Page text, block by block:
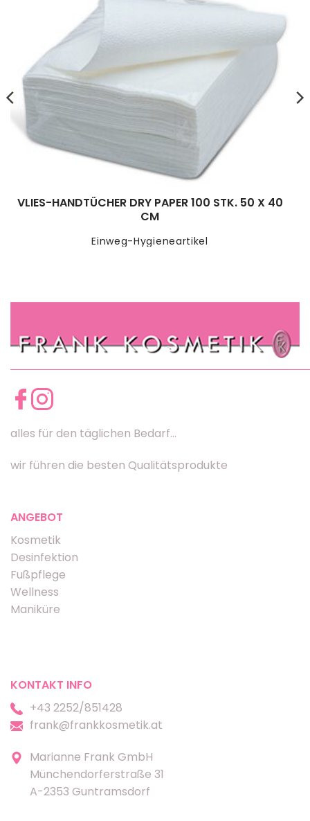
Einweg-Hygieneartikel
VLIES-HANDTÜCHER DRY PAPER 100 STK. 50 X 40
CM
alles für den täglichen Bedarf...
wir führen die besten Qualitätsprodukte
ANGEBOT
Kosmetik
Desinfektion
Fußpflege
Wellness
Maniküre
KONTAKT INFO
+43 2252/851428
frank@frankkosmetik.at
Marianne Frank GmbH
Münchendorferstraße 31
A-2353 Guntramsdorf